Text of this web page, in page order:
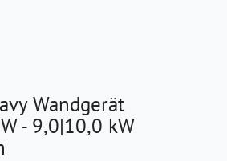
Wandgerät
- 9,0|10,0 kW